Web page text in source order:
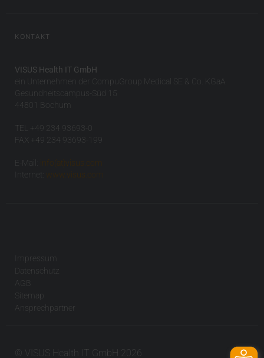
KONTAKT
VISUS Health IT GmbH
ein Unternehmen der CompuGroup Medical SE & Co. KGaA
Gesundheitscampus-Süd 15
44801 Bochum
TEL +49 234 93693-0
FAX +49 234 93693-199
E-Mail:
info(at)visus.com
Internet:
www.visus.com
Impressum
Datenschutz
AGB
Sitemap
Ansprechpartner
© VISUS Health IT GmbH 2026